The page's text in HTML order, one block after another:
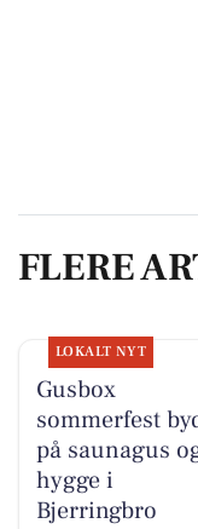
FLERE
LOKALT NYT
Gusbox
sommerfest
på saunagus
hygge i
Bjerringbro